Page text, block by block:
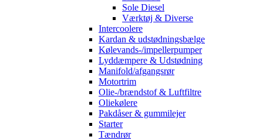
Sole Diesel
Værktøj & Diverse
Intercoolere
Kardan & udstødningsbælge
Kølevands-/impellerpumper
Lyddæmpere & Udstødning
Manifold/afgangsrør
Motortrim
Olie-/brændstof & Luftfiltre
Oliekølere
Pakdåser & gummilejer
Starter
Tændrør